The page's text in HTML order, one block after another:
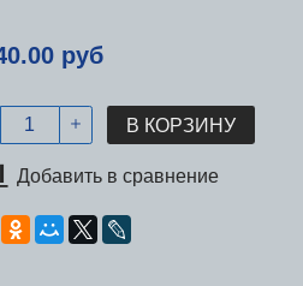
руб
В КОРЗИНУ
Добавить в сравнение